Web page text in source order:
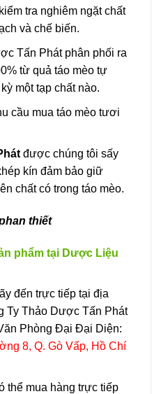
tra nghiêm ngặt chất
và chế biến.
Tấn Phát phân phối ra
từ quả táo mèo tự
một tạp chất nào.
cầu mua táo mèo tươi
được chúng tôi sấy
kín đảm bảo giữ
chất có trong táo mèo.
thiết
phẩm tại Dược Liệu
đến trực tiếp tại địa
Ty Thảo Dược Tấn Phát
Phòng Đại Đại Diện:
8, Q. Gò Vấp, Hồ Chí
thể mua hàng trực tiếp